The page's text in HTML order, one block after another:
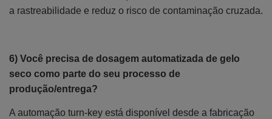
a rastreabilidade e reduz o risco de contaminação cruzada.
6) Você precisa de dosagem automatizada de gelo
seco como parte do seu processo de
produção/entrega?
A automação turn-key está disponível desde a fabricação